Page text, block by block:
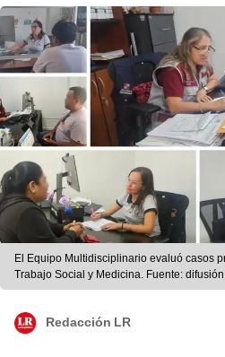
El Equipo Multidisciplinario evaluó casos
Trabajo Social y Medicina. Fuente:
Redacción LR